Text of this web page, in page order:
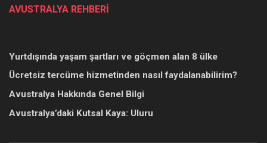
AVUSTRALYA REHBERİ
Yurtdışında yaşam şartları ve göçmen alan 8 ülke
Ücretsiz tercüme hizmetinden nasıl faydalanabilirim?
Avustralya Hakkında Genel Bilgi
Avustralya’daki Kutsal Kaya: Uluru